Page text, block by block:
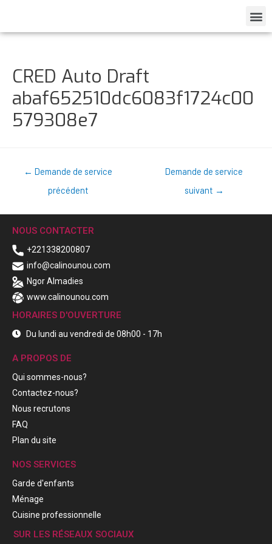
CRED Auto Draft
abaf652510dc6083f1724c00
579308e7
← Demande de service
précédent
Demande de service
suivant →
NOUS CONTACTER
+221338200807
info@calinounou.com
Ngor Almadies
www.calinounou.com
HORAIRES D'OUVERTURE
Du lundi au vendredi de 08h00 - 17h
A PROPOS DE
Qui sommes-nous?
Contactez-nous?
Nous recrutons
FAQ
Plan du site
NOS SERVICES
Garde d'enfants
Ménage
Cuisine professionnelle
SUR LES RÉSEAUX SOCIAUX